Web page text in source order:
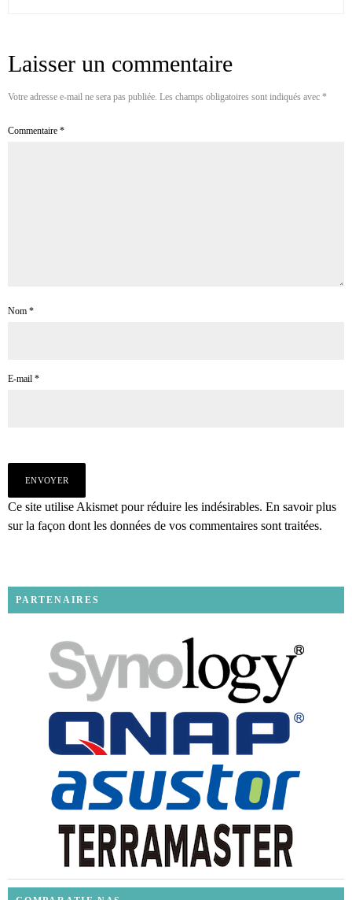
Laisser un commentaire
Votre adresse e-mail ne sera pas publiée. Les champs obligatoires sont indiqués avec *
Commentaire *
Nom *
E-mail *
Ce site utilise Akismet pour réduire les indésirables. En savoir plus
sur la façon dont les données de vos commentaires sont traitées.
PARTENAIRES